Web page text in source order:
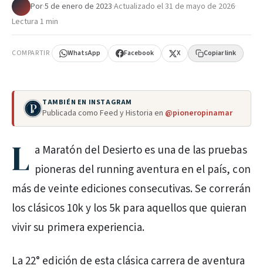
Por·5 de enero de 2023·Actualizado el31 de mayo de 2026·
Lectura 1 min
COMPARTIR WhatsApp Facebook X Copiar link
TAMBIÉN EN INSTAGRAM
Publicada como Feed y Historia en @pioneropinamar
L a Maratón del Desierto es una de las pruebas
pioneras del running aventura en el país, con
más de veinte ediciones consecutivas. Se correrán
los clásicos 10k y los 5k para aquellos que quieran
vivir su primera experiencia.
La 22° edición de esta clásica carrera de aventura